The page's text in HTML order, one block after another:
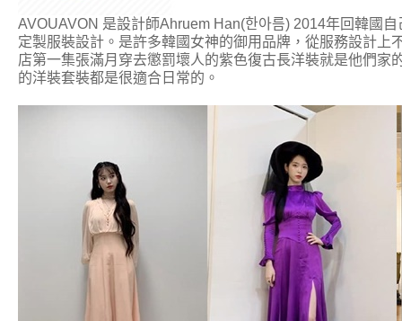
AVOUAVON 是設計師Ahruem Han(한아름) 2014年回韓國 自
定製服裝設計。 是許多韓國女神的御用品牌，從服務設計上
店第一集張滿月穿去懲罰壞人的紫色復古長洋裝就是他們家
的洋裝套裝都是很適合日常的。